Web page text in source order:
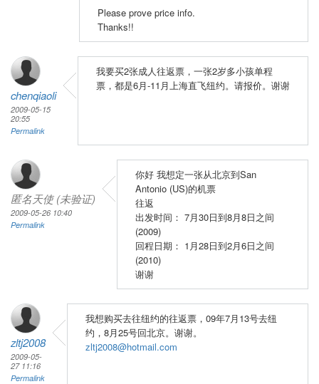
Please prove price info.
Thanks!!
chenqiaoli
2009-05-15
20:55
Permalink
我要买2张成人往返票，一张2岁多小孩单程
票，都是6月-11月上海直飞纽约。请报价。谢谢
匿名天使 (未验证)
2009-05-26 10:40
Permalink
你好 我想定一张从北京到San
Antonio (US)的机票
往返
出发时间： 7月30日到8月8日之间
(2009)
回程日期： 1月28日到2月6日之间
(2010)
谢谢
zltj2008
2009-05-
27 11:16
Permalink
我想购买去往纽约的往返票，09年7月13号去纽
约，8月25号回北京。谢谢。
zltj2008@hotmail.com